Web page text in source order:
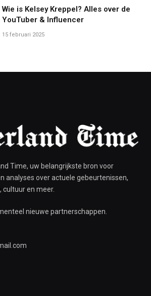
Wie is Kelsey Kreppel? Alles over de
YouTuber & Influencer
15 februari 2025
Time, uw belangrijkste bron voor
analyses over actuele gebeurtenissen,
cultuur en meer.
nieuwe partnerschappen.